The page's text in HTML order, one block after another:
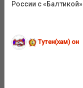
России с «Балтикой»
Тутен(хам) он